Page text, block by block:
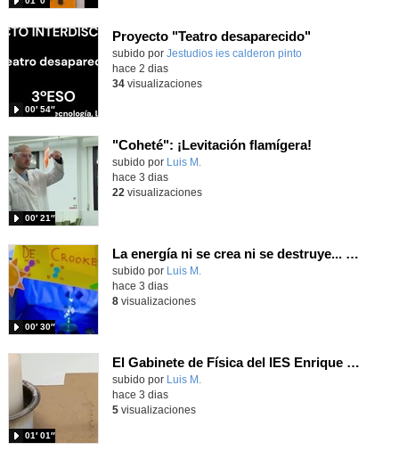
Proyecto "Teatro desaparecido"
Contenido educativo.
subido por Jestudios ies calderon pinto
00′ 54″
-
hace 2 dias
34visualizaciones
"Coheté": ¡Levitación flamígera!
Contenido educativo.
subido por Luis M.
00′ 21″
hace 3 dias
22 visualizaciones
La energía ni se crea ni se destruye... ¡se experimenta! El Tierno en la Feria Madrid es Ciencia 2026
Contenido educativo.
subido por Luis M.
00′ 30″
hace 3 dias
8visualizaciones
El Gabinete de Física del IES Enrique Tierno Galván de Parla (Curso 25-26)
Contenido educativo.
subido por Luis M.
01′ 01″
hace 3 dias
5visualizaciones